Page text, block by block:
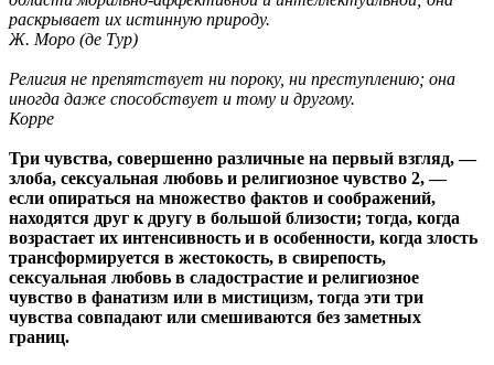
раскрывает их истинную природу.
Ж. Моро (де Тур)
Религия не препятствует ни пороку, ни преступлению; она
иногда даже способствует и тому и другому.
Корре
Три чувства, совершенно различные на первый взгляд, —
злоба, сексуальная любовь и религиозное чувство 2, —
если опираться на множество фактов и соображений,
находятся друг к другу в большой близости; тогда, когда
возрастает их интенсивность и в особенности, когда злость
трансформируется в жестокость, в свирепость,
сексуальная любовь в сладострастие и религиозное
чувство в фанатизм или в мистицизм, тогда эти три
чувства совпадают или смешиваются без заметных
границ.